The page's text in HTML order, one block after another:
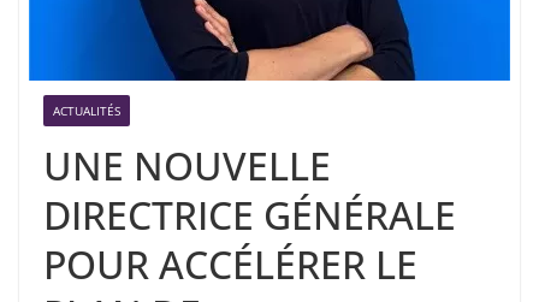
ACTUALITÉS
UNE NOUVELLE
DIRECTRICE GÉNÉRALE
POUR ACCÉLÉRER LE